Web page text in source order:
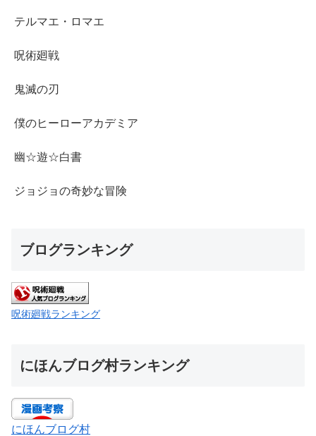
テルマエ・ロマエ
呪術廻戦
鬼滅の刃
僕のヒーローアカデミア
幽☆遊☆白書
ジョジョの奇妙な冒険
ブログランキング
呪術廻戦ランキング
にほんブログ村ランキング
にほんブログ村